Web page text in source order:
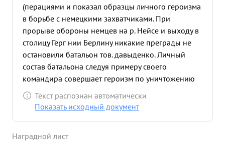
(перациями и показал образцы личного героизма
в борьбе с немецкими захватчиками. При
прорыве обороны немцев на р. Нейсе и выходу в
столицу Герг нии Берлину никакие преграды не
остановили батальон тов. давыденко. Личный
состав батальона следуя примеру своего
командира совершает героизм по уничтожению
фашистских захватчиков. За этот период боевых
действий батальон тов. Давыденко пройдя свыше
пушек всех систем и калибров -37 ваго нов с
Текст распознан автоматически
Показать исходный документ
Наградной лист